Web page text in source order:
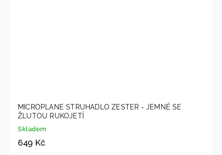
MICROPLANE STRUHADLO ZESTER - JEMNÉ SE
ŽLUTOU RUKOJETÍ
Skladem
649 Kč